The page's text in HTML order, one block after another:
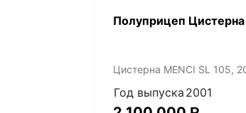
Полуприцеп Цистерна
Цистерна MENCI SL 105,
Год выпуска 2001